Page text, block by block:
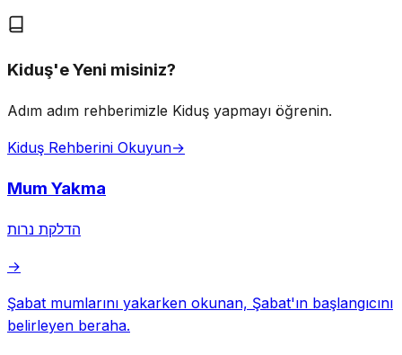
Kiduş'e Yeni misiniz?
Adım adım rehberimizle Kiduş yapmayı öğrenin.
Kiduş Rehberini Okuyun→
Mum Yakma
הדלקת נרות
→
Şabat mumlarını yakarken okunan, Şabat'ın başlangıcını
belirleyen beraha.